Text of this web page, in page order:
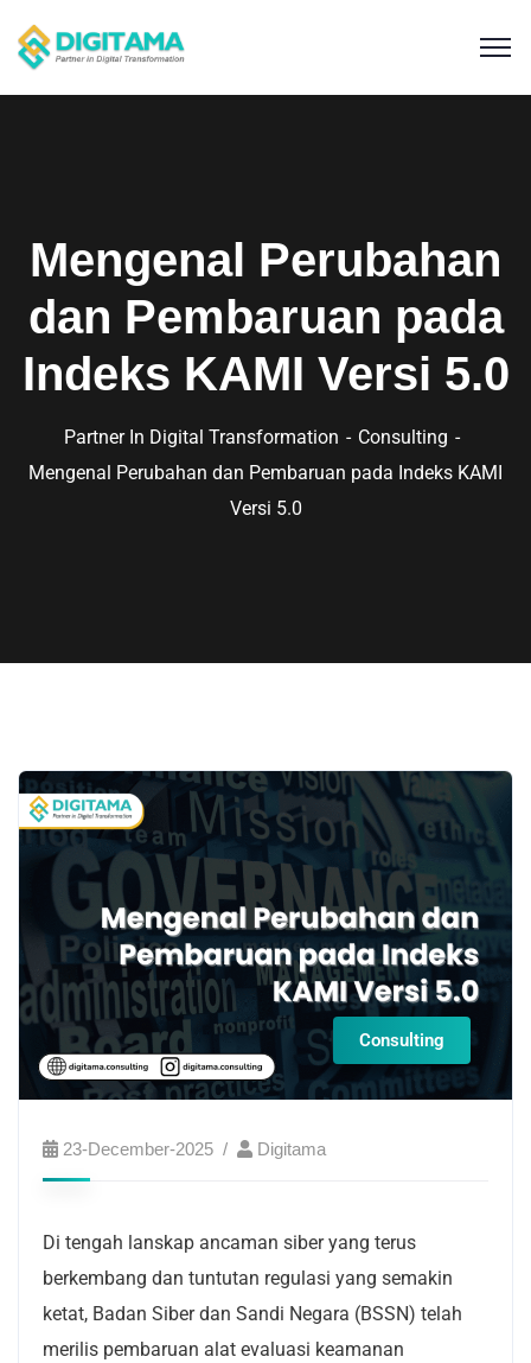
Mengenal Perubahan
dan Pembaruan pada
Indeks KAMI Versi 5.0
Partner In Digital Transformation
Consulting
Mengenal Perubahan dan Pembaruan pada Indeks KAMI
Versi 5.0
Consulting
23-December-2025 Digitama
Di tengah lanskap ancaman siber yang terus
berkembang dan tuntutan regulasi yang semakin
ketat, Badan Siber dan Sandi Negara (BSSN) telah
merilis pembaruan alat evaluasi keamanan